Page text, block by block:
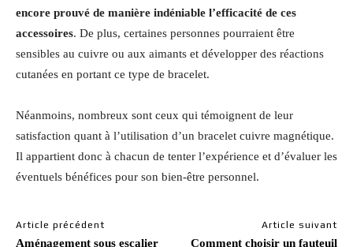
encore prouvé de manière indéniable l’efficacité de ces
accessoires. De plus, certaines personnes pourraient être
sensibles au cuivre ou aux aimants et développer des réactions
cutanées en portant ce type de bracelet.
Néanmoins, nombreux sont ceux qui témoignent de leur
satisfaction quant à l’utilisation d’un bracelet cuivre magnétique.
Il appartient donc à chacun de tenter l’expérience et d’évaluer les
éventuels bénéfices pour son bien-être personnel.
Article précédent
Aménagement sous escalier
Article suivant
Comment choisir un fauteuil